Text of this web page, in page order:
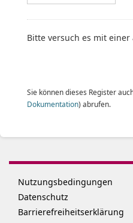
Bitte versuch es mit einer
Sie können dieses Register
Dokumentation) abrufen.
Nutzungsbedingungen
Datenschutz
Barrierefreiheitserklärung